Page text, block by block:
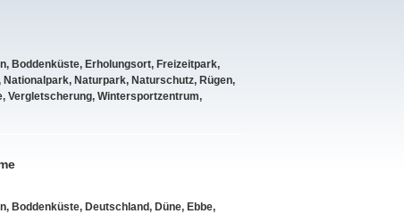
, Boddenküste, Erholungsort, Freizeitpark,
Nationalpark, Naturpark, Naturschutz, Rügen,
, Vergletscherung, Wintersportzentrum,
, Boddenküste, Deutschland, Düne, Ebbe,